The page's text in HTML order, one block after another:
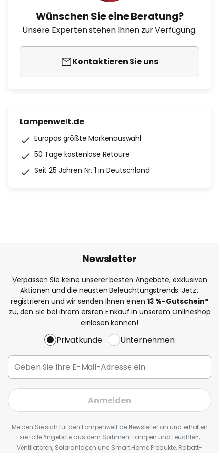
Wünschen Sie eine Beratung?
Unsere Experten stehen Ihnen zur Verfügung.
Kontaktieren Sie uns
Lampenwelt.de
Europas größte Markenauswahl
50 Tage kostenlose Retoure
Seit 25 Jahren Nr. 1 in Deutschland
Newsletter
Verpassen Sie keine unserer besten Angebote, exklusiven
Aktionen und die neusten Beleuchtungstrends. Jetzt
registrieren und wir senden Ihnen einen 13 %-Gutschein*
zu, den Sie bei Ihrem ersten Einkauf in unserem Onlineshop
einlösen können!
Privatkunde Unternehmen
Anmelden
Melden Sie sich für den Lampenwelt.de Newsletter an und erhalten
sie tolle Angebote aus dem Sortiment Lampen und Leuchten,
Ventilatoren, Solaranlagen und Smart Home Produkte, Rabatt-